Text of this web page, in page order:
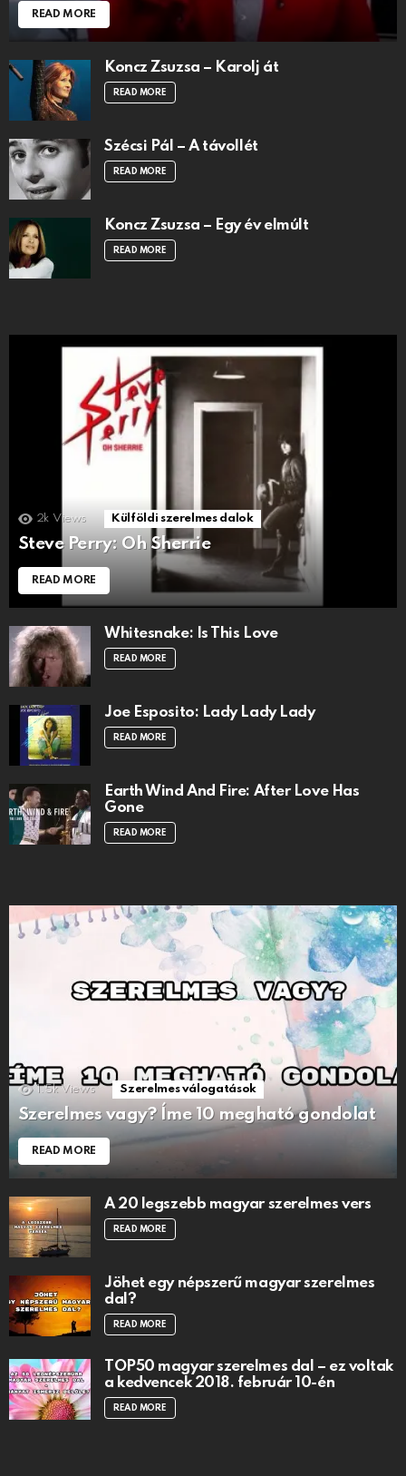
READ MORE
Koncz Zsuzsa – Karolj át
READ MORE
Szécsi Pál – A távollét
READ MORE
Koncz Zsuzsa – Egy év elmúlt
READ MORE
2k Views Külföldi szerelmes dalok
Steve Perry: Oh Sherrie
READ MORE
Whitesnake: Is This Love
READ MORE
Joe Esposito: Lady Lady Lady
READ MORE
Earth Wind And Fire: After Love Has
Gone
READ MORE
1.5k Views Szerelmes válogatások
Szerelmes vagy? Íme 10 megható gondolat
READ MORE
A 20 legszebb magyar szerelmes vers
READ MORE
Jöhet egy népszerű magyar szerelmes
dal?
READ MORE
TOP50 magyar szerelmes dal – ez voltak
a kedvencek 2018. február 10-én
READ MORE